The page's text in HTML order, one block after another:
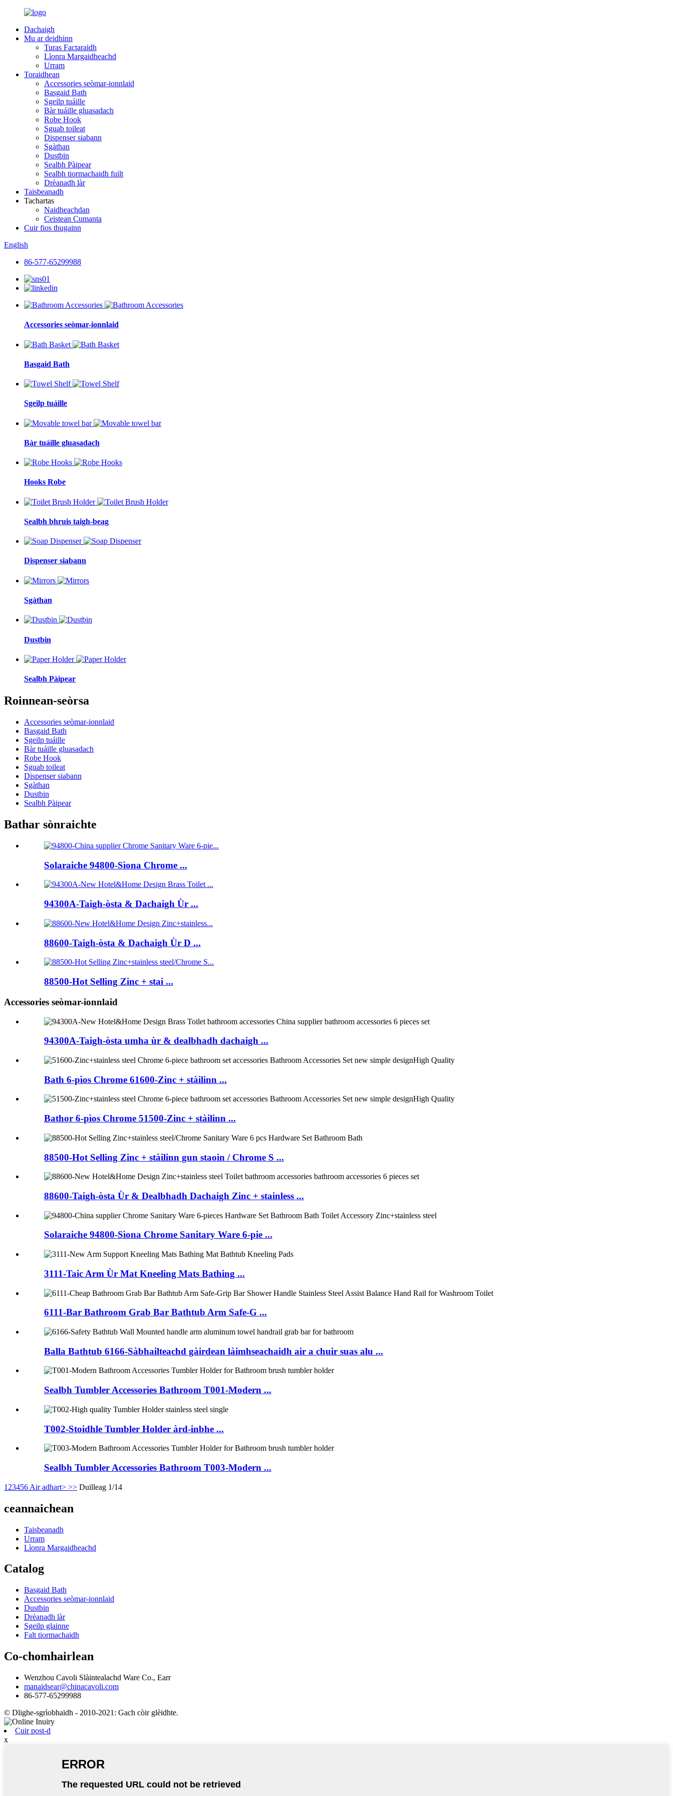
Dachaigh
Mu ar deidhinn
Turas Factaraidh
Lìonra Margaidheachd
Urram
Toraidhean
Accessories seòmar-ionnlaid
Basgaid Bath
Sgeilp tuáille
Bàr tuáille gluasadach
Robe Hook
Sguab toileat
Dispenser siabann
Sgàthan
Dustbin
Sealbh Pàipear
Sealbh tiormachaidh fuilt
Drèanadh làr
Taisbeanadh
Tachartas
Naidheachdan
Ceistean Cumanta
Cuir fios thugainn
English
86-577-65299988
Accessories seòmar-ionnlaid
Basgaid Bath
Sgeilp tuáille
Bàr tuáille gluasadach
Hooks Robe
Sealbh bhruis taigh-beag
Dispenser siabann
Sgàthan
Dustbin
Sealbh Pàipear
Roinnean-seòrsa
Accessories seòmar-ionnlaid
Basgaid Bath
Sgeilp tuáille
Bàr tuáille gluasadach
Robe Hook
Sguab toileat
Dispenser siabann
Sgàthan
Dustbin
Sealbh Pàipear
Bathar sònraichte
Solaraiche 94800-Sìona Chrome ...
94300A-Taigh-òsta & Dachaigh Ùr ...
88600-Taigh-òsta & Dachaigh Ùr D ...
88500-Hot Selling Zinc + stai ...
Accessories seòmar-ionnlaid
94300A-Taigh-òsta umha ùr & dealbhadh dachaigh ...
Bath 6-pìos Chrome 61600-Zinc + stàilinn ...
Bathor 6-pìos Chrome 51500-Zinc + stàilinn ...
88500-Hot Selling Zinc + stàilinn gun staoin / Chrome S ...
88600-Taigh-òsta Ùr & Dealbhadh Dachaigh Zinc + stainless ...
Solaraiche 94800-Sìona Chrome Sanitary Ware 6-pie ...
3111-Taic Arm Ùr Mat Kneeling Mats Bathing ...
6111-Bar Bathroom Grab Bar Bathtub Arm Safe-G ...
Balla Bathtub 6166-Sàbhailteachd gàirdean làimhseachaidh air a chuir suas alu ...
Sealbh Tumbler Accessories Bathroom T001-Modern ...
T002-Stoidhle Tumbler Holder àrd-inbhe ...
Sealbh Tumbler Accessories Bathroom T003-Modern ...
1 23456 Air adhart> >> Duilleag 1/14
ceannaichean
Taisbeanadh
Urram
Lìonra Margaidheachd
Catalog
Basgaid Bath
Accessories seòmar-ionnlaid
Dustbin
Drèanadh làr
Sgeilp glainne
Falt tiormachaidh
Co-chomhairlean
Wenzhou Cavoli Slàintealachd Ware Co., Earr
manaidsear@chinacavoli.com
86-577-65299988
© Dlighe-sgrìobhaidh - 2010-2021: Gach còir glèidhte.
Cuir post-d
x